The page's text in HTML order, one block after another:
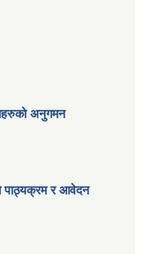
अनुगमन
पाठ्यक्रम र आवेदन